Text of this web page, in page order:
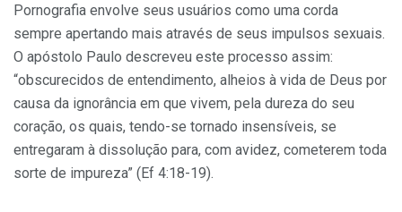
Pornografia envolve seus usuários como uma corda
sempre apertando mais através de seus impulsos sexuais.
O apóstolo Paulo descreveu este processo assim:
“obscurecidos de entendimento, alheios à vida de Deus por
causa da ignorância em que vivem, pela dureza do seu
coração, os quais, tendo-se tornado insensíveis, se
entregaram à dissolução para, com avidez, cometerem toda
sorte de impureza” (Ef 4:18-19).